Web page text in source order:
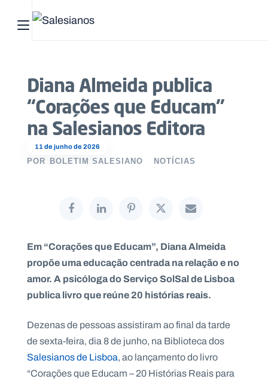
Abrir menu principal
11 de junho de 2026
Diana Almeida publica
“Corações que Educam”
na Salesianos Editora
POR BOLETIM SALESIANO NOTÍCIAS
Em “Corações que Educam”, Diana Almeida
propõe uma educação centrada na relação e no
amor. A psicóloga do Serviço SolSal de Lisboa
publica livro que reúne 20 histórias reais.
Dezenas de pessoas assistiram ao final da tarde
de sexta-feira, dia 8 de junho, na Biblioteca dos
Salesianos de Lisboa, ao lançamento do livro
“Corações que Educam – 20 Histórias Reais para
Início
Quem
somos
O
fazemos
Notícias
P
O
R
A
N